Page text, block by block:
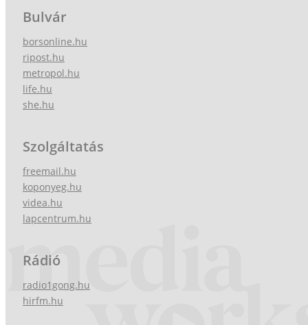
Bulvár
borsonline.hu
ripost.hu
metropol.hu
life.hu
she.hu
Szolgáltatás
freemail.hu
koponyeg.hu
videa.hu
lapcentrum.hu
Rádió
radio1gong.hu
hirfm.hu